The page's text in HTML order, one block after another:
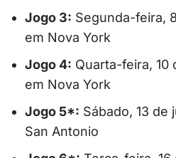
Jogo 3: Segunda-feira,
em Nova York
Jogo 4: Quarta-feira, 10
em Nova York
Jogo 5*: Sábado, 13 de
San Antonio